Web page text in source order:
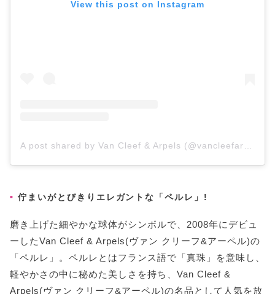
View this post on Instagram
佇まいがとびきりエレガントな「ペルレ」!
磨き上げた細やかな球体がシンボルで、2008年にデビュ
ーしたVan Cleef & Arpels(ヴァン クリーフ&アーペル)の
「ペルレ」。ペルレとはフランス語で「真珠」を意味し、
軽やかさの中に秘めた美しさを持ち、Van Cleef &
Arpels(ヴァン クリーフ&アーペル)の名品として人気を放